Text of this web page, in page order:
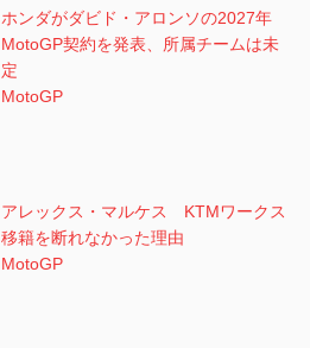
ホンダがダビド・アロンソの2027年
MotoGP契約を発表、所属チームは未
定
MotoGP
アレックス・マルケス KTMワークス
移籍を断れなかった理由
MotoGP